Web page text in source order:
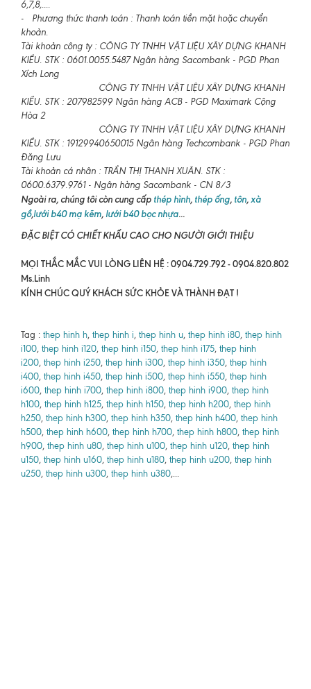
6,7,8,....
- Phương thức thanh toán : Thanh toán tiền mặt hoặc chuyển
khoản.
Tài khoản công ty : CÔNG TY TNHH VẬT LIỆU XÂY DỰNG KHANH
KIỀU. STK : 0601.0055.5487 Ngân hàng Sacombank - PGD Phan
Xích Long
CÔNG TY TNHH VẬT LIỆU XÂY DỰNG KHANH
KIỀU. STK : 207982599 Ngân hàng ACB - PGD Maximark Cộng
Hòa 2
CÔNG TY TNHH VẬT LIỆU XÂY DỰNG KHANH
KIỀU. STK : 19129940650015 Ngân hàng Techcombank - PGD Phan
Đăng Lưu
Tài khoản cá nhân : TRẦN THỊ THANH XUÂN. STK :
0600.6379.9761 - Ngân hàng Sacombank - CN 8/3
Ngoài ra, chúng tôi còn cung cấp thép hình, thép ống, tôn, xà
gồ,lưới b40 mạ kẽm, lưới b40 bọc nhựa...
ĐẶC BIỆT CÓ CHIẾT KHẤU CAO CHO NGƯỜI GIỚI THIỆU
MỌI THẮC MẮC VUI LÒNG LIÊN HỆ : 0904.729.792 - 0904.820.802
Ms.Linh
KÍNH CHÚC QUÝ KHÁCH SỨC KHỎE VÀ THÀNH ĐẠT !
Tag : thep hinh h, thep hinh i, thep hinh u, thep hinh i80, thep hinh
i100, thep hinh i120, thep hinh i150, thep hinh i175, thep hinh
i200, thep hinh i250, thep hinh i300, thep hinh i350, thep hinh
i400, thep hinh i450, thep hinh i500, thep hinh i550, thep hinh
i600, thep hinh i700, thep hinh i800, thep hinh i900, thep hinh
h100, thep hinh h125, thep hinh h150, thep hinh h200, thep hinh
h250, thep hinh h300, thep hinh h350, thep hinh h400, thep hinh
h500, thep hinh h600, thep hinh h700, thep hinh h800, thep hinh
h900, thep hinh u80, thep hinh u100, thep hinh u120, thep hinh
u150, thep hinh u160, thep hinh u180, thep hinh u200, thep hinh
u250, thep hinh u300, thep hinh u380,...